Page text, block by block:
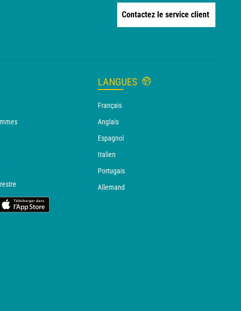
Contactez le service client
LANGUES
Français
Anglais
Espagnol
Italien
Portugais
Allemand